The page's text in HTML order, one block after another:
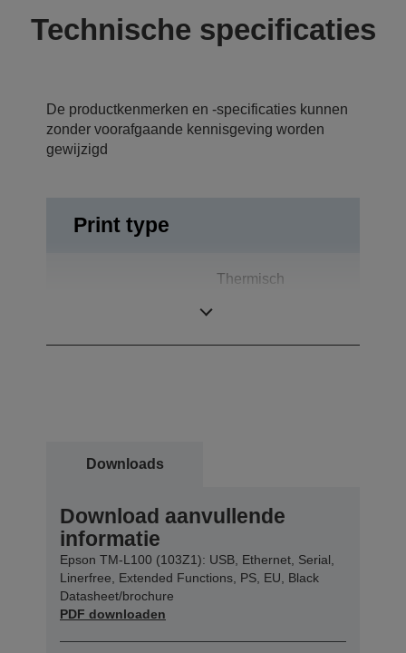
Technische specificaties
De productkenmerken en -specificaties kunnen
zonder voorafgaande kennisgeving worden
gewijzigd
Print type
Thermisch
Downloads
Download aanvullende
informatie
Epson TM-L100 (103Z1): USB, Ethernet, Serial,
Linerfree, Extended Functions, PS, EU, Black
Datasheet/brochure
PDF downloaden